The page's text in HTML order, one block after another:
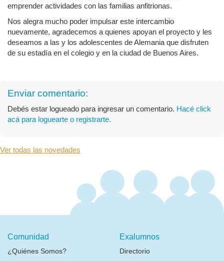
emprender actividades con las familias anfitrionas.
Nos alegra mucho poder impulsar este intercambio
nuevamente, agradecemos a quienes apoyan el proyecto y les
deseamos a las y los adolescentes de Alemania que disfruten
de su estadía en el colegio y en la ciudad de Buenos Aires.
Enviar comentario:
Debés estar logueado para ingresar un comentario. Hacé click
acá para loguearte o registrarte.
Ver todas las novedades
Comunidad
¿Quiénes Somos?
Exalumnos
Directorio